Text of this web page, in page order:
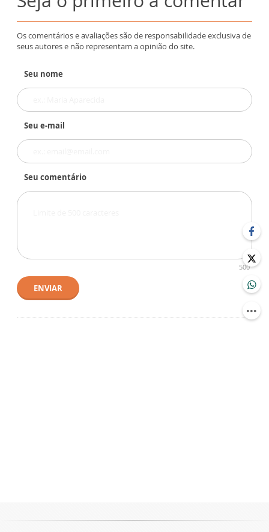
Os comentários e avaliações são de responsabilidade exclusiva de
seus autores e não representam a opinião do site.
Seu nome
Seu e-mail
Seu comentário
500
ENVIAR